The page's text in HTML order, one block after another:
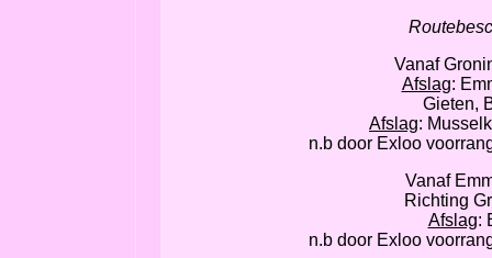
Vanaf
Afslag:
Gieten,
Afslag:
n.b door Exloo
Vanaf
Richting
Afslag:
n.b door Exloo